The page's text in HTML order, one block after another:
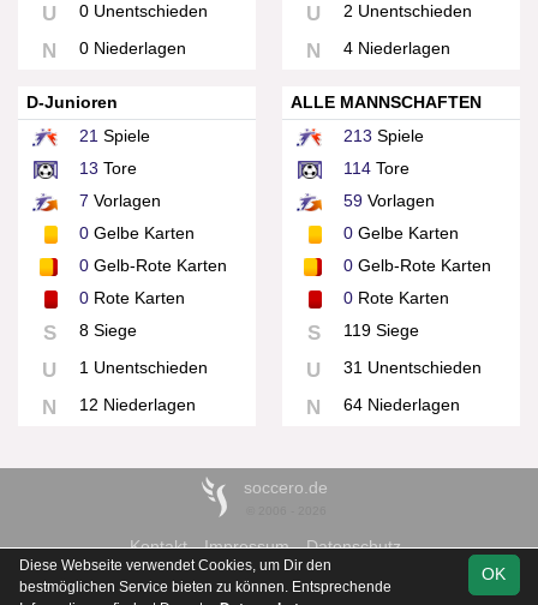
U 0 Unentschieden
N 0 Niederlagen
U 2 Unentschieden
N 4 Niederlagen
D-Junioren
21 Spiele
13 Tore
7 Vorlagen
0 Gelbe Karten
0 Gelb-Rote Karten
0 Rote Karten
S 8 Siege
U 1 Unentschieden
N 12 Niederlagen
ALLE MANNSCHAFTEN
213 Spiele
114Tore
59Vorlagen
0Gelbe Karten
0Gelb-Rote Karten
0Rote Karten
S 119 Siege
U 31 Unentschieden
N 64 Niederlagen
soccero.de
Kontakt Impressum
Datenschutz
OK
Diese Webseite verwendet Cookies, um Dir den
bestmöglichen Service bieten zu können. Entsprechende